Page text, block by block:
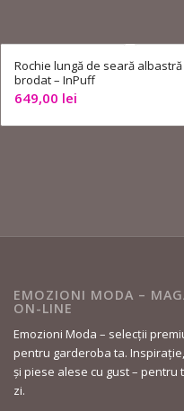
Rochie lungă de seară
brodat – InPuff
649,00 lei
EMOZIONI MODA –
ON-LINE
Emozioni Moda – selecții
pentru garderoba ta.
și piese alese cu gust – pentru
zi.